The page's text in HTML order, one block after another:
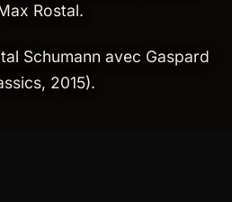
Rostal.
Schumann avec Gaspard
2015).